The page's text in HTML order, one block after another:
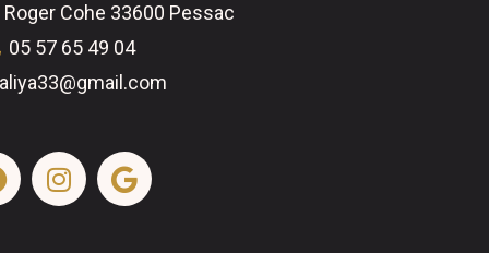
Cohe 33600 Pessac
05 57 65 49 04